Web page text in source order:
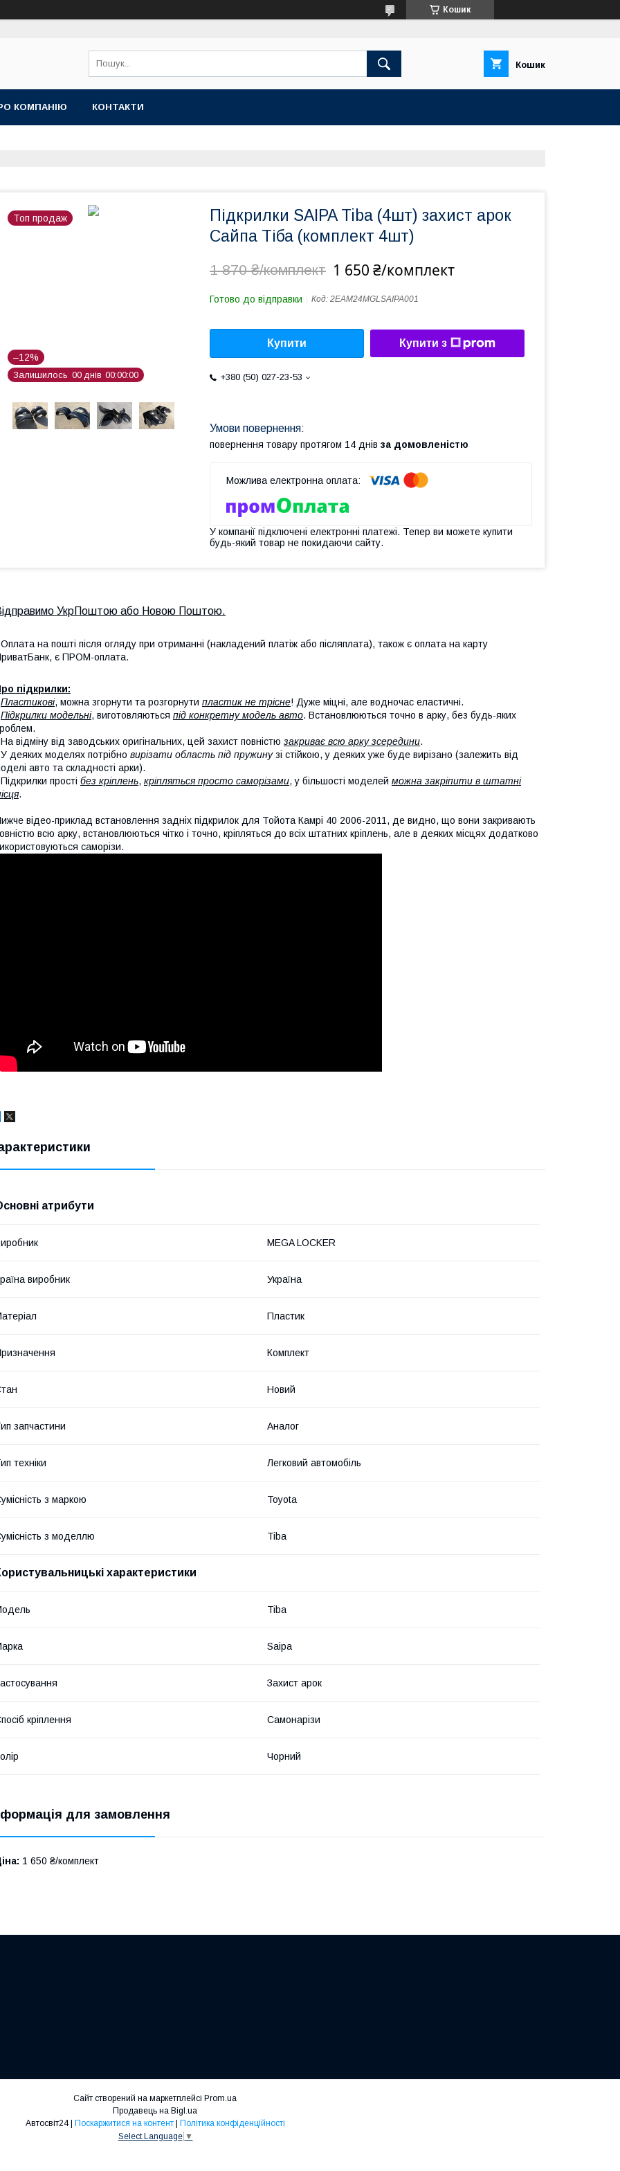
Кошик
Кошик
КОМПАНІЮ КОНТАКТИ
Топ продаж
–12%
Залишилось 00 днів 00 00 00
Підкрилки SAIPA Tiba (4шт) захист арок
Сайпа Тіба (комплект 4шт)
1 870 ₴/комплект 1 650 ₴/комплект
Готово до відправки Код: 2EAM24MGLSAIPA001
Купити Купити з
+380 (50) 027-23-53
повернення товару протягом 14 днів за домовленістю
У компанії підключені електронні платежі. Тепер ви можете купити
будь-який товар не покидаючи сайту.
УкрПоштою або Новою Поштою.
на пошті після огляду при отриманні (накладений платіж або післяплата), також є оплата на карту
є ПРОМ-оплата.
підкрилки:
Пластикові, можна згорнути та розгорнути пластик не трісне! Дуже міцні, але водночас еластичні.
Підкрилки модельні, виготовляються під конкретну модель авто. Встановлюються точно в арку, без будь-яких
відміну від заводських оригінальних, цей захист повністю закриває всю арку зсередини.
деяких моделях потрібно вирізати область під пружинузі стійкою, у деяких уже буде вирізано (залежить від
авто та складності арки).
прості без кріплень, кріпляться просто саморізами, у більшості моделей можна закріпити в штатні
.
відео-приклад встановлення задніх підкрилок для Тойота Камрі 40 2006-2011, де видно, що вони закривають
всю арку, встановлюються чітко і точно, кріпляться до всіх штатних кріплень, але в деяких місцях додатково
саморізи.
атрибути
MEGA LOCKER
виробник Україна
Пластик
Комплект
Новий
запчастини Аналог
техніки Легковий автомобіль
з маркою Toyota
з моделлю Tiba
характеристики
Tiba
Saipa
Захист арок
кріплення Самонарізи
Чорний
для замовлення
1 650 ₴/комплект
Сайт створений на маркетплейсі Prom.ua
Продавець на Bigl.ua
Автосвіт24 | Поскаржитися на контент | Політика конфіденційності
Select Language ▼